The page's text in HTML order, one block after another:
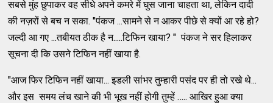
सबसे मुंह छुपाकर वह सीधे अपने कमरे में घुस जाना चाहता था, लेकिन दादी
की नज़रों से बच न सका. "पंकज ...सामने से न आकर पीछे से क्यों आ रहे हो?
जल्दी आ गए ...तबीयत ठीक है न.....टिफिन खाया? " पंकज ने सर हिलाकर
सूचना दी कि उसने टिफिन नहीं खाया है.
"आज फिर टिफिन नहीं खाया... इडली सांभर तुम्हारी पसंद पर ही तो रखे थे...
और इस समय लंच खाने की भी भूख नहीं होगी तुम्हें ….. आखिर हुआ क्या